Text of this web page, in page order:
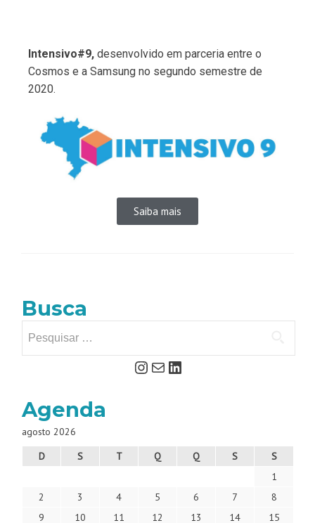
Intensivo#9, desenvolvido em parceria entre o
Cosmos e a Samsung no segundo semestre de
2020.
Saiba mais
Busca
Agenda
agosto 2026
D
S T Q Q S
S
1
2
3 4 5 6 7
8
9
10 11 12 13 14 15